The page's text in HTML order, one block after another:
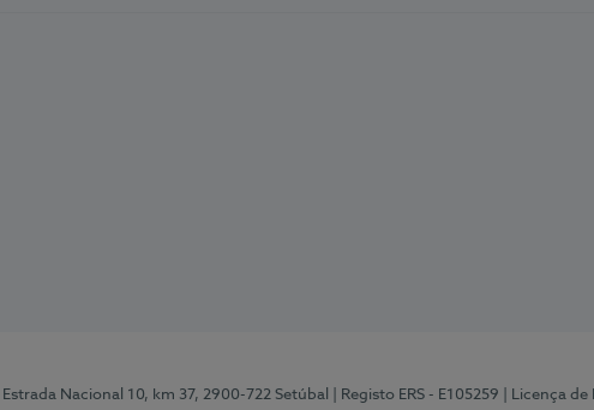
| Estrada Nacional 10, km 37, 2900-722 Setúbal | Registo ERS - E105259 | Licença